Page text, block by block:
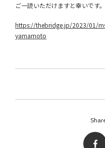
ご一読いただけますと幸いです。
https://thebridge.jp/2023/01/
yamamoto